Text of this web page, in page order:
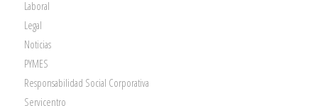
Laboral
Legal
Noticias
PYMES
Responsabilidad Social Corporativa
Servicentro